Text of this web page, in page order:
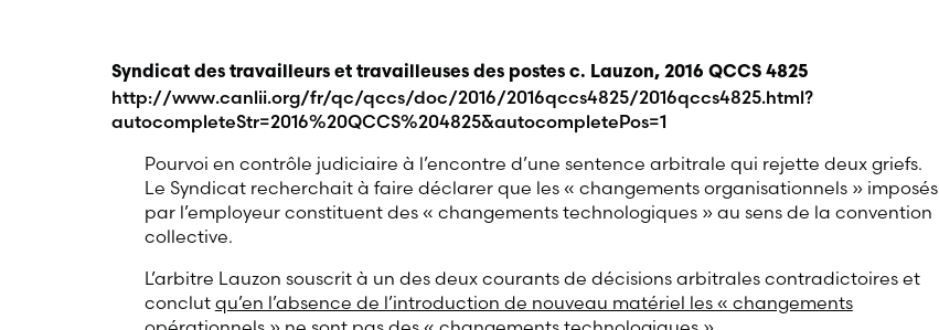
Syndicat des travailleurs et travailleuses des postes c. Lauzon, 2016 QCCS 4825
http://www.canlii.org/fr/qc/qccs/doc/2016/2016qccs4825/2016qccs4825.html?
autocompleteStr=2016%20QCCS%204825&autocompletePos=1
Pourvoi en contrôle judiciaire à l’encontre d’une sentence arbitrale qui rejette deux griefs.
Le Syndicat recherchait à faire déclarer que les « changements organisationnels » imposés
par l’employeur constituent des « changements technologiques » au sens de la convention
collective.
L’arbitre Lauzon souscrit à un des deux courants de décisions arbitrales contradictoires et
conclut qu’en l’absence de l’introduction de nouveau matériel les « changements